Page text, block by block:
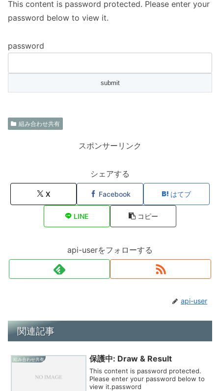
This content is password protected. Please enter your
password below to view it.
password
組み合わせ共有
スポンサーリンク
シェアする
X Facebook はてブ
LINE コピー
api-userをフォローする
api-user
関連記事
組み合わせ共有 保護中: Draw & Result
This content is password protected.
Please enter your password below to
view it.password